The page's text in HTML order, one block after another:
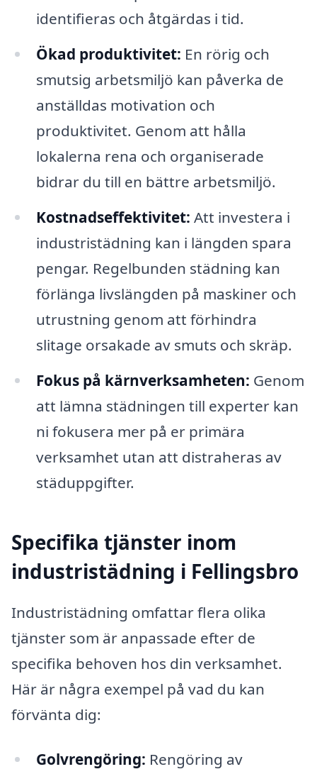
identifieras och åtgärdas i tid.
Ökad produktivitet: En rörig och
smutsig arbetsmiljö kan påverka de
anställdas motivation och
produktivitet. Genom att hålla
lokalerna rena och organiserade
bidrar du till en bättre arbetsmiljö.
Kostnadseffektivitet: Att investera i
industristädning kan i längden spara
pengar. Regelbunden städning kan
förlänga livslängden på maskiner och
utrustning genom att förhindra
slitage orsakade av smuts och skräp.
Fokus på kärnverksamheten: Genom
att lämna städningen till experter kan
ni fokusera mer på er primära
verksamhet utan att distraheras av
städuppgifter.
Specifika tjänster inom
industristädning i Fellingsbro
Industristädning omfattar flera olika
tjänster som är anpassade efter de
specifika behoven hos din verksamhet.
Här är några exempel på vad du kan
förvänta dig:
Golvrengöring: Rengöring av